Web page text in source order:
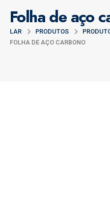
Folha de aço
LAR PRODUTOS
FOLHA DE AÇO CARBONO